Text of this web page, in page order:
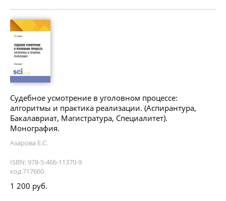
Судебное усмотрение в уголовном процессе:
алгоритмы и практика реализации. (Аспирантура,
Бакалавриат, Магистратура, Специалитет).
Монография.
Азарова Е.С.
ISBN: 978-5-466-11370-9
код 717660
1 200 руб.